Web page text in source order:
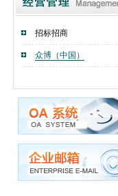
招标招商
众博（中国）